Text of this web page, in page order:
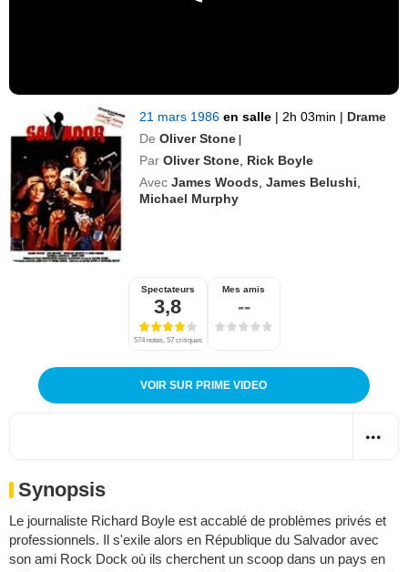
21 mars 1986en salle | 2h 03min | Drame
De Oliver Stone |
Par Oliver Stone Rick Boyle
Avec James Woods ,James Belushi
Michael Murphy
Spectateurs
3,8
574 notes, 57 critiques
Mes amis
--
VOIR SUR PRIME VIDEO
Synopsis
Le journaliste Richard Boyle est accablé de problèmes privés et
professionnels. Il s'exile alors en République du Salvador avec
son ami Rock Dock où ils cherchent un scoop dans un pays en